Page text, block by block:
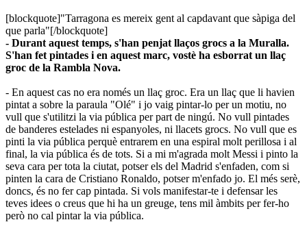
[blockquote]"Tarragona es mereix gent al capdavant que sàpiga del
que parla"​[/blockquote]
- Durant aquest temps, s'han penjat llaços grocs a la Muralla.
S'han fet pintades i en aquest marc, vostè ha esborrat un llaç
groc de la Rambla Nova.
- En aquest cas no era només un llaç groc. Era un llaç que li havien
pintat a sobre la paraula "Olé" i jo vaig pintar-lo per un motiu, no
vull que s'utilitzi la via pública per part de ningú. No vull pintades
de banderes estelades ni espanyoles, ni llacets grocs. No vull que es
pinti la via pública perquè entrarem en una espiral molt perillosa i al
final, la via pública és de tots. Si a mi m'agrada molt Messi i pinto la
seva cara per tota la ciutat, potser els del Madrid s'enfaden, com si
pinten la cara de Cristiano Ronaldo, potser m'enfado jo. El més serè,
doncs, és no fer cap pintada. Si vols manifestar-te i defensar les
teves idees o creus que hi ha un greuge, tens mil àmbits per fer-ho
però no cal pintar la via pública.